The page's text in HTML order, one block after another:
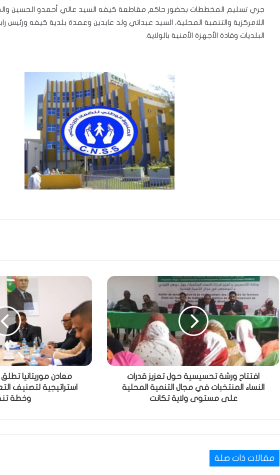
جري تسليم المخططات بحضور حاكم مقاطعة كيفه السيد عالي أحمدو الحسين
اللامركزية والتنمبة المحلية، السيد عبداتي ولد عابدين وعمدة بلدية كيفه ورئيس
البلديات وقادة الأجهزة الأمنية بالولاية.
افتتاح ورشة تحسيسية حول تعزيز قدرات
النساء المنتخبات في مجال التنمية المحلية
على مستوى ولاية تكانت
معادن موريتانيا
استراتيجية لتصنيف
وخطة
مقالات ذات صلة